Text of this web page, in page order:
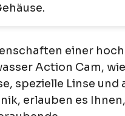
einer
Action Cam,
spezielle Linse und
erlauben es Ihnen,